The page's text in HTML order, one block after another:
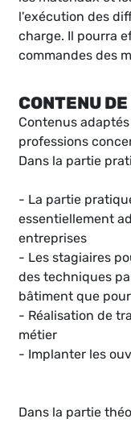
l'exécution des
charge. Il pourra
commandes des
CONTENU
Contenus
professions
Dans la partie
- La partie
essentiellement
entreprises
- Les stagiaires
des techniques
bâtiment que
- Réalisation de
métier
- Implanter les
Dans la partie